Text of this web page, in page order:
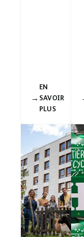
EN
SAVOIR
PLUS